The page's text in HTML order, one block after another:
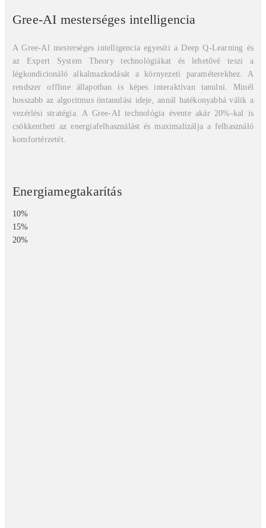
Gree-AI mesterséges intelligencia
A Gree-Al mesterséges intelligencia egyesíti a Deep Q-Learning és
az Expert System Theory technológiákat és lehetővé teszi a
légkondicionáló alkalmazkodását a környezeti paraméterekhez. A
rendszer offline állapotban is képes interaktívan tanulni. Minél
hosszabb az algoritmus öntanulási ideje, annál hatékonyabbá válik a
vezérlési stratégia. A Gree-AI technológia évente akár 20%-kal is
csökkentheti az energiafelhasználást és maximalizálja a felhasználó
komfortérzetét.
Energiamegtakarítás
10%
15%
20%